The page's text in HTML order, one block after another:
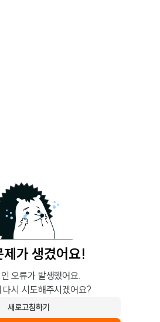
제가 생겼어요!
오류가 발생했어요.
다시 시도해주시겠어요?
새로고침하기